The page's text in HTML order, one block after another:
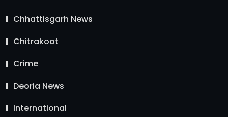
Chhattisgarh News
Chitrakoot
Crime
Deoria News
International